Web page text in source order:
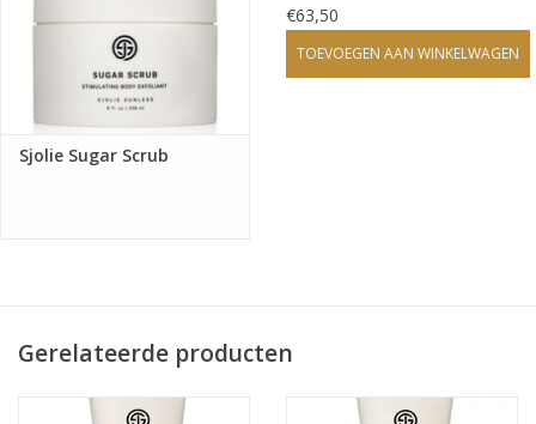
parabenen, hypoallergeen en PETA gecertificeerd.
Sjolie Sugar Scrub
€63,50
TOEVOEGEN AAN WINKELWAGEN
Gerelateerde producten